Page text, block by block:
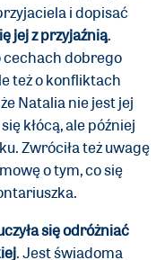
i dopisać
jej z przyjaźnią.
cechach dobrego
też o konfliktach
Natalia nie jest jej
kłócą, ale później
Zwróciła też uwagę
o tym, co się
się odróżniać
. Jest świadoma